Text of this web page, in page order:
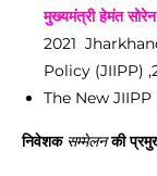
मुख्यमंत्री हेमंत सोरेन
2021
Policy (JIIPP)
The New
निवेशक सम्मेलनकी